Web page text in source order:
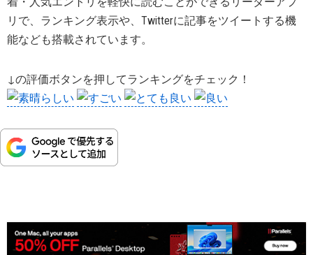
リで、ランキング表示や、Twitterに記事をツイートする機
能なども搭載されています。
↓の評価ボタンを押してランキングをチェック！